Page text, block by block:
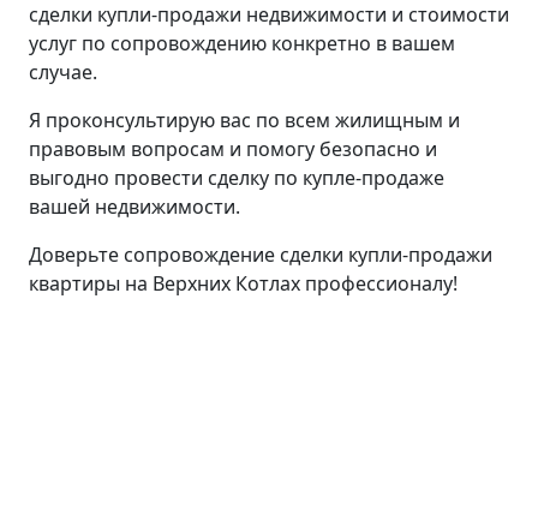
сделки купли-продажи недвижимости и стоимости
услуг по сопровождению конкретно в вашем
случае.
Я проконсультирую вас по всем жилищным и
правовым вопросам и помогу безопасно и
выгодно провести сделку по купле-продаже
вашей недвижимости.
Доверьте сопровождение сделки купли-продажи
квартиры на Верхних Котлах профессионалу!